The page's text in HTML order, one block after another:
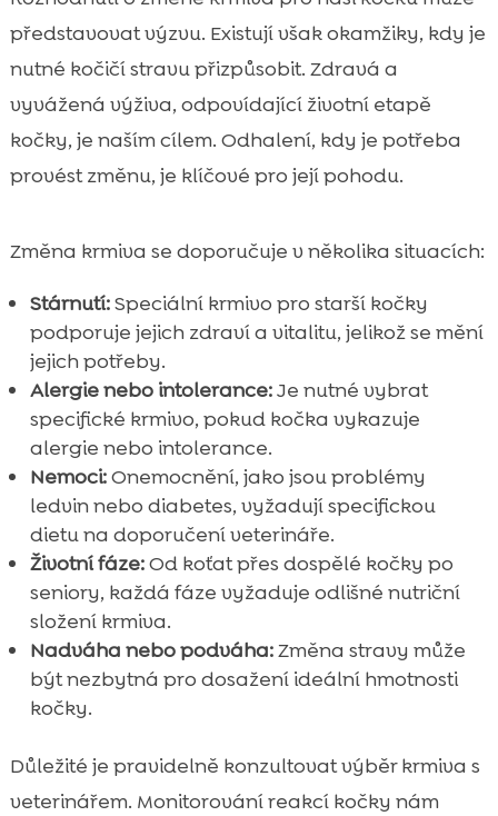
představovat výzvu. Existují však okamžiky, kdy je
nutné kočičí stravu přizpůsobit. Zdravá a
vyvážená výživa, odpovídající životní etapě
kočky, je naším cílem. Odhalení, kdy je potřeba
provést změnu, je klíčové pro její pohodu.
Změna krmiva se doporučuje v několika situacích:
Stárnutí:Speciální krmivo pro starší kočky
podporuje jejich zdraví a vitalitu, jelikož se mění
jejich potřeby.
Alergie nebo intolerance:Je nutné vybrat
specifické krmivo, pokud kočka vykazuje
alergie nebo intolerance.
Nemoci:Onemocnění, jako jsou problémy
ledvin nebo diabetes, vyžadují specifickou
dietu na doporučení veterináře.
Životní fáze:Od koťat přes dospělé kočky po
seniory, každá fáze vyžaduje odlišné nutriční
složení krmiva.
Nadváha nebo podváha:Změna stravy může
být nezbytná pro dosažení ideální hmotnosti
kočky.
Důležité je pravidelně konzultovat výběr krmiva s
veterinářem. Monitorování reakcí kočky nám